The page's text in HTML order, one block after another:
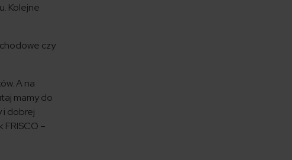
Kolejne
czy
A na
mamy do
i dobrej
–